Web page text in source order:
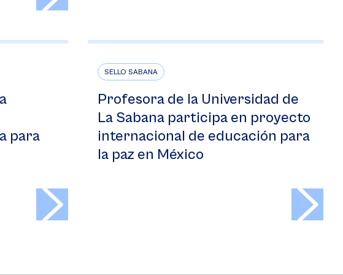
para
SELLO SABANA
Profesora de la Universidad de
La Sabana participa en proyecto
internacional de educación para
la paz en México